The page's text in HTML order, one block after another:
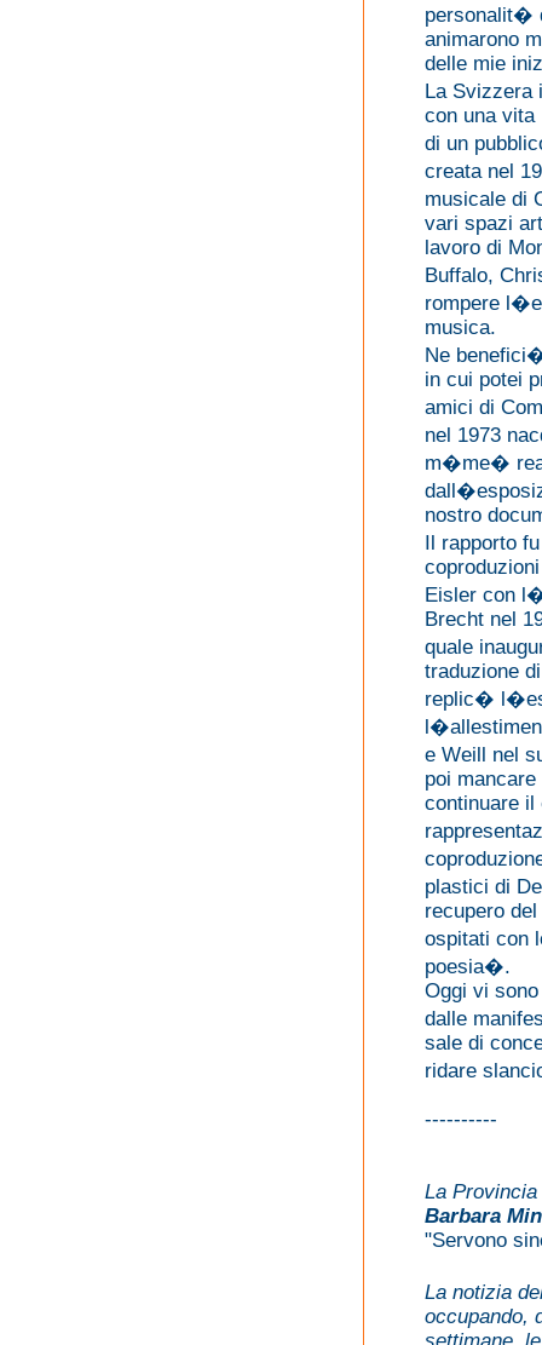
personalit�
animarono
delle mie
La Svizzera
con una vita
di un
creata nel
musicale di
vari spazi
lavoro di
Buffalo,
rompere
musica.
Ne
in cui potei
amici di
nel 1973
m�me�
nostro
Il rapporto
Eisler con
Brecht nel
quale
traduzione
replic�
e Weill nel
poi
continuare il
plastici di
recupero
ospitati con
poesia�.
Oggi vi
dalle
sale di
ridare
----------
La
Barbara
"Servono
La notizia
occupando,